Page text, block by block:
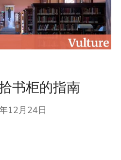
书柜的指南
12月24日